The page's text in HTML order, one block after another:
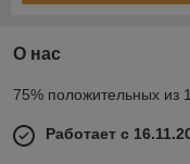
О нас
75% положительных из
Работает с